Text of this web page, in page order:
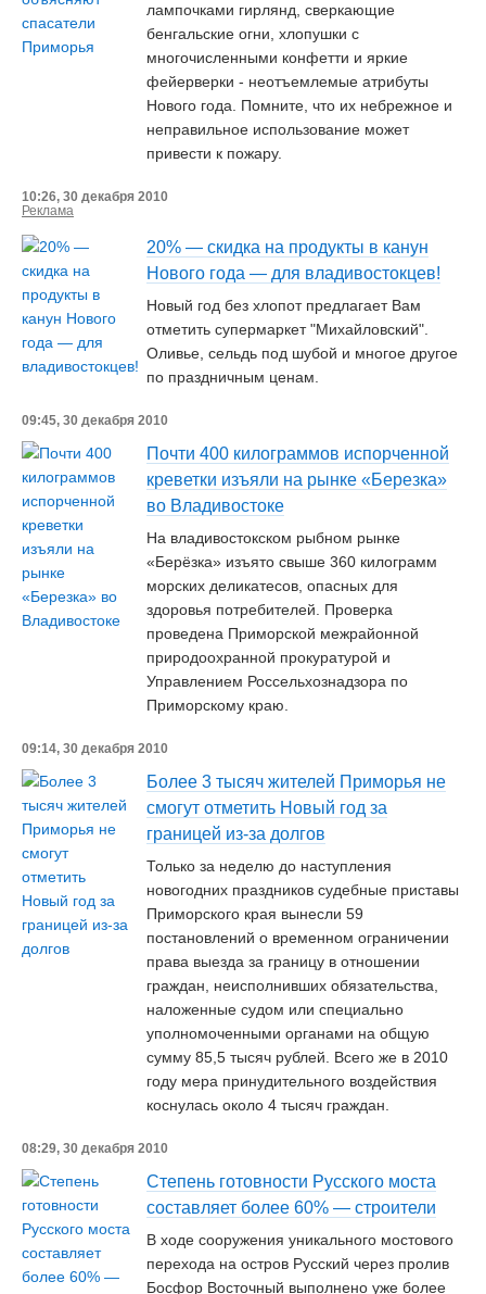
лампочками гирлянд, сверкающие
бенгальские огни, хлопушки с
многочисленными конфетти и яркие
фейерверки - неотъемлемые атрибуты
Нового года. Помните, что их небрежное и
неправильное использование может
привести к пожару.
10:26, 30 декабря 2010
Реклама
20% — скидка на продукты в канун
Нового года — для владивостокцев!
Новый год без хлопот предлагает Вам
отметить супермаркет "Михайловский".
Оливье, сельдь под шубой и многое другое
по праздничным ценам.
09:45, 30 декабря 2010
Почти 400 килограммов испорченной
креветки изъяли на рынке «Березка»
во Владивостоке
На владивостокском рыбном рынке
«Берёзка» изъято свыше 360 килограмм
морских деликатесов, опасных для
здоровья потребителей. Проверка
проведена Приморской межрайонной
природоохранной прокуратурой и
Управлением Россельхознадзора по
Приморскому краю.
09:14, 30 декабря 2010
Более 3 тысяч жителей Приморья не
смогут отметить Новый год за
границей из-за долгов
Только за неделю до наступления
новогодних праздников судебные приставы
Приморского края вынесли 59
постановлений о временном ограничении
права выезда за границу в отношении
граждан, неисполнивших обязательства,
наложенные судом или специально
уполномоченными органами на общую
сумму 85,5 тысяч рублей. Всего же в 2010
году мера принудительного воздействия
коснулась около 4 тысяч граждан.
08:29, 30 декабря 2010
Степень готовности Русского моста
составляет более 60% — строители
В ходе сооружения уникального мостового
перехода на остров Русский через пролив
Босфор Восточный выполнено уже более